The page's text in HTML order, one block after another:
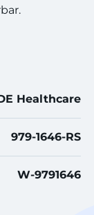
Healthcare
979-1646-RS
W-9791646